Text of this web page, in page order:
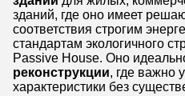
зданий, где оно имеет
соответствия строгим
стандартам экологичного
Passive House. Оно
реконструкции​, где важно
характеристики без